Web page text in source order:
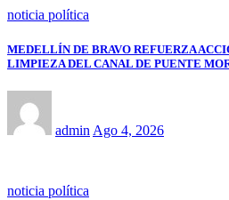
noticia política
MEDELLÍN DE BRAVO REFUERZA
LIMPIEZA DEL CANAL DE PUENTE
adminAgo 4, 2026
noticia política